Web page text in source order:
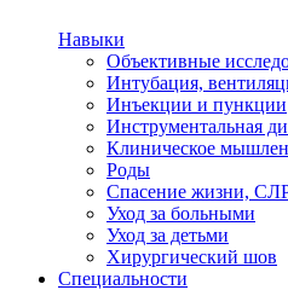
Навыки
Объективные
Интубация,
Инъекции и пункции
Инструментальная
Клиническое
Роды
Спасение жизни,
Уход за больными
Уход за детьми
Хирургический шов
Специальности